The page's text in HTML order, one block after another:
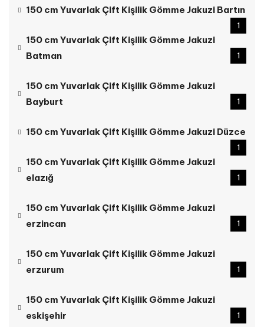
150 cm Yuvarlak Çift Kişilik Gömme Jakuzi Bartın
1
150 cm Yuvarlak Çift Kişilik Gömme Jakuzi
Batman
1
150 cm Yuvarlak Çift Kişilik Gömme Jakuzi
Bayburt
1
150 cm Yuvarlak Çift Kişilik Gömme Jakuzi Düzce
1
150 cm Yuvarlak Çift Kişilik Gömme Jakuzi
elazığ
1
150 cm Yuvarlak Çift Kişilik Gömme Jakuzi
erzincan
1
150 cm Yuvarlak Çift Kişilik Gömme Jakuzi
erzurum
1
150 cm Yuvarlak Çift Kişilik Gömme Jakuzi
eskişehir
1